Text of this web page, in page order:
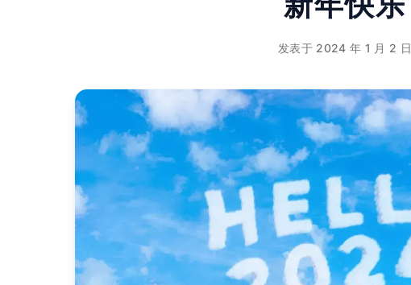
发表于 2024 年 1 月 2 日